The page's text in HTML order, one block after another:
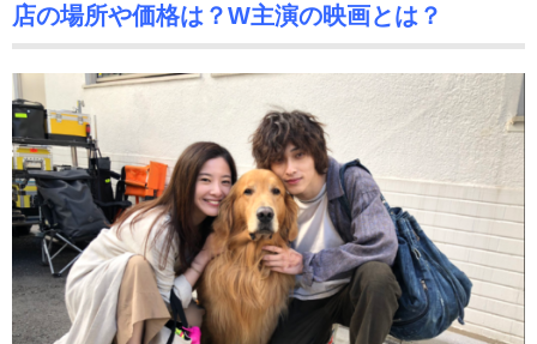
店の場所や価格は？W主演の映画とは？